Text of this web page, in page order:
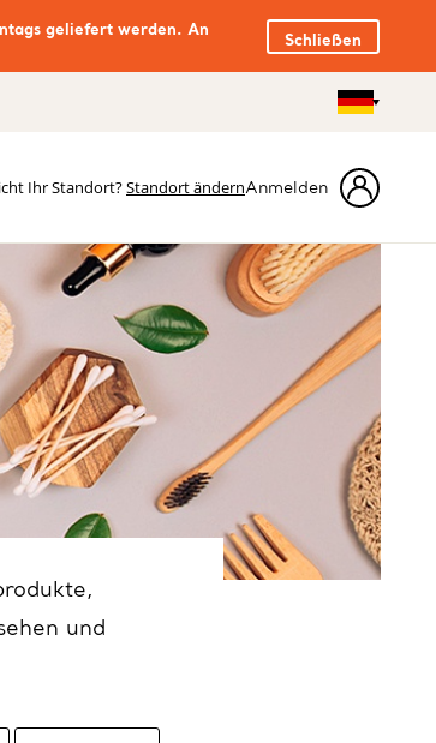
geliefert werden. An
Schließen
Ihr Standort?Standort ändernAnmelden
und